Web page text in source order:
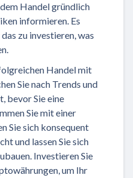
Handel gründlich
informieren. Es
zu investieren, was
Handel mit
Sie nach Trends und
bevor Sie eine
Sie mit einer
Sie sich konsequent
und lassen Sie sich
Investieren Sie
um Ihr